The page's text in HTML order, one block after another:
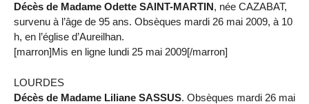
Décès de Madame Odette SAINT-MARTIN, née CAZABAT,
survenu à l’âge de 95 ans. Obsèques mardi 26 mai 2009, à 10
h, en l’église d’Aureilhan.
[marron]Mis en ligne lundi 25 mai 2009[/marron]
LOURDES
Décès de Madame Liliane SASSUS. Obsèques mardi 26 mai